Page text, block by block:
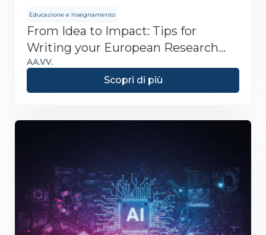
Educazione e Insegnamento
From Idea to Impact: Tips for
Writing your European Research
Proposal
AA.VV.
Scopri di più